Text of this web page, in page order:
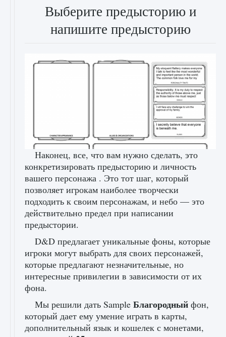
Выберите предысторию и
напишите предысторию
Наконец, все, что вам нужно сделать, это
конкретизировать предысторию и личность
вашего персонажа . Это тот шаг, который
позволяет игрокам наиболее творчески
подходить к своим персонажам, и небо — это
действительно предел при написании
предыстории.
D&D предлагает уникальные фоны, которые
игроки могут выбрать для своих персонажей,
которые предлагают незначительные, но
интересные привилегии в зависимости от их
фона.
Мы решили дать Sample Благородный фон,
который дает ему умение играть в карты,
дополнительный язык и кошелек с монетами,